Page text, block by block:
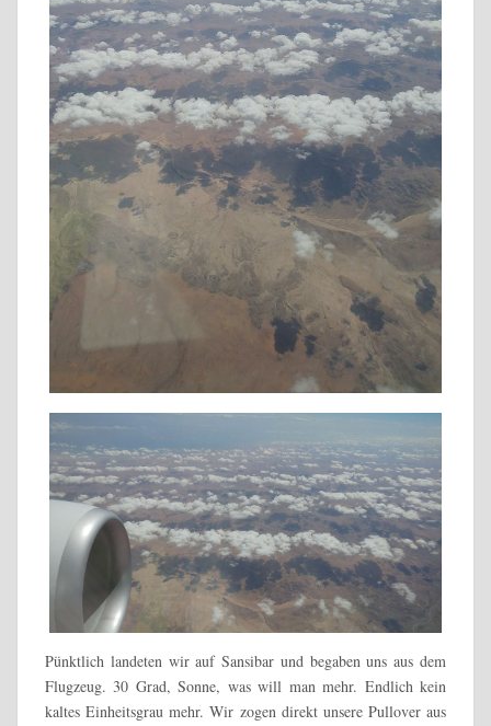
Pünktlich landeten wir auf Sansibar und begaben uns aus dem
Flugzeug. 30 Grad, Sonne, was will man mehr. Endlich kein
kaltes Einheitsgrau mehr. Wir zogen direkt unsere Pullover aus